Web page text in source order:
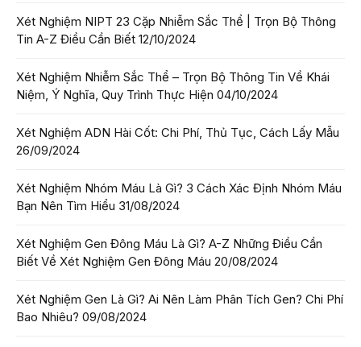
Xét Nghiệm NIPT 23 Cặp Nhiễm Sắc Thể | Trọn Bộ Thông
Tin A-Z Điều Cần Biết 12/10/2024
Xét Nghiệm Nhiễm Sắc Thể – Trọn Bộ Thông Tin Về Khái
Niệm, Ý Nghĩa, Quy Trình Thực Hiện 04/10/2024
Xét Nghiệm ADN Hài Cốt: Chi Phí, Thủ Tục, Cách Lấy Mẫu
26/09/2024
Xét Nghiệm Nhóm Máu Là Gì? 3 Cách Xác Định Nhóm Máu
Bạn Nên Tìm Hiểu 31/08/2024
Xét Nghiệm Gen Đông Máu Là Gì? A-Z Những Điều Cần
Biết Về Xét Nghiệm Gen Đông Máu 20/08/2024
Xét Nghiệm Gen Là Gì? Ai Nên Làm Phân Tích Gen? Chi Phí
Bao Nhiêu? 09/08/2024